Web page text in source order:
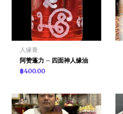
人缘膏
阿赞蓬力 – 四面神人缘油
฿400.00